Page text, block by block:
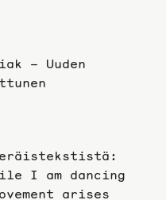
– Uuden
I am dancing
arises